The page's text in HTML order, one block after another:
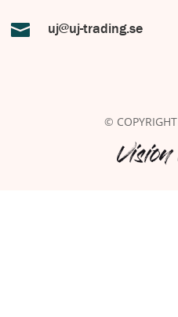
 uj@uj-trading.se
© COPYRIGHT